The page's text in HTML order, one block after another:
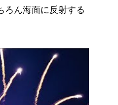
ろん海面に反射する